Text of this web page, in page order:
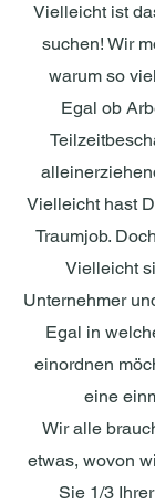
Vielleicht ist
suchen! Wir
warum so
Egal ob
Vielleicht hast
Traumjob.
Vielleicht
Unternehmer
Egal in
einordnen
eine
Wir alle
etwas, wovon
Sie 1/3